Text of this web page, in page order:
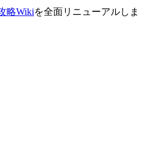
略Wikiを全面リニューアルしま